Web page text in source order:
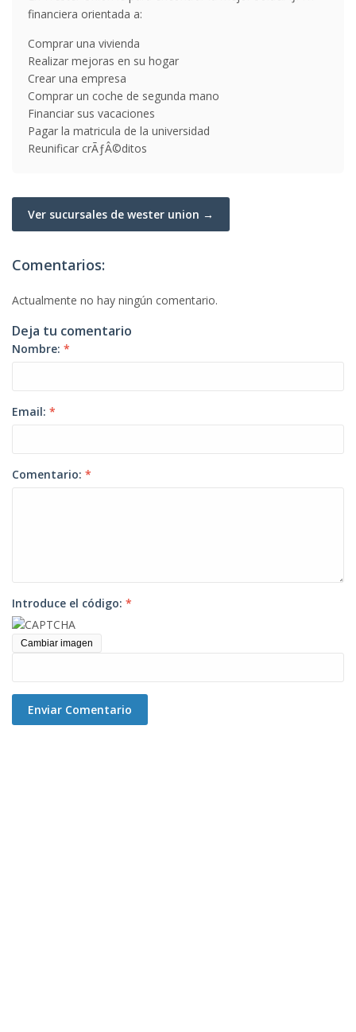
financiera orientada a:
Comprar una vivienda
Realizar mejoras en su hogar
Crear una empresa
Comprar un coche de segunda mano
Financiar sus vacaciones
Pagar la matricula de la universidad
Reunificar crÃƒÂ©ditos
Ver sucursales de wester union →
Comentarios:
Actualmente no hay ningún comentario.
Deja tu comentario
Nombre: *
Email: *
Comentario: *
Introduce el código: *
Cambiar imagen
Enviar Comentario